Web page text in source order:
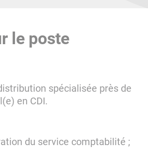
le poste
spécialisée près de
en CDI.
du service comptabilité ;